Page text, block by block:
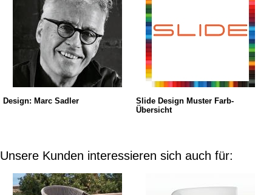
Design: Marc Sadler
Slide Design Muster Farb-
Übersicht
Unsere Kunden interessieren sich auch für: